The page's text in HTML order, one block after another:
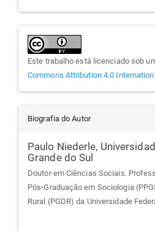
Este trabalho está licenciado sob
Commons Attribution 4.0
Biografia do Autor
Paulo Niederle,
Grande do Sul
Doutor em Ciências Sociais.
Pós-Graduação em Sociologia
Rural (PGDR) da Universidade